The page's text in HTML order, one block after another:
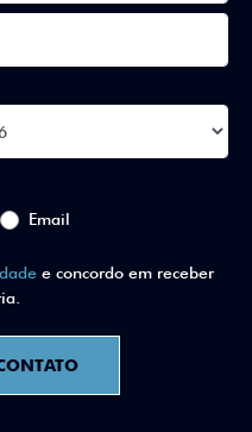
Email
e concordo em receber